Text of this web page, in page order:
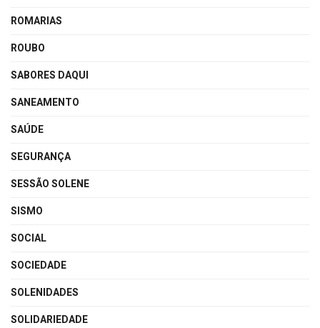
ROMARIAS
ROUBO
SABORES DAQUI
SANEAMENTO
SAÚDE
SEGURANÇA
SESSÃO SOLENE
SISMO
SOCIAL
SOCIEDADE
SOLENIDADES
SOLIDARIEDADE